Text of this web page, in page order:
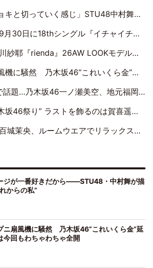
っていく感じ」STU48中村舞、新しい挑戦は自らの手で
ル『イチャイチャ虫』の発売決定！ フォーメーションは『日向坂で会いましょう』にて発表
耶『rienda』26AW LOOKモデルに就任
乃木坂46“これいくら金”延長中は今回もわちゃわちゃ全開
46一ノ瀬美空、地元福岡『めんべい25周年トップサポーター』に就任
を飾るのは賀喜遥香…5年ぶりの登場に「5年分大人になった私を見ていただけたら」
ウエアでリラックス「今回のグラビアを見て成長を感じていただけるとうれしい」
ジが一番好きだから――STU48・中村舞が描
からの私”
ニ扇風機に騒然 乃木坂46“これいくら金”延
今回もわちゃわちゃ全開